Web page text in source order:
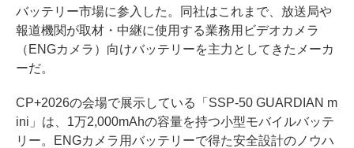
バッテリー市場に参入した。同社はこれまで、放送局や
報道機関が取材・中継に使用する業務用ビデオカメラ
（ENGカメラ）向けバッテリーを主力としてきたメーカ
ーだ。
CP+2026の会場で展示している「SSP-50 GUARDIAN m
ini」は、1万2,000mAhの容量を持つ小型モバイルバッテ
リー。ENGカメラ用バッテリーで得た安全設計のノウハ